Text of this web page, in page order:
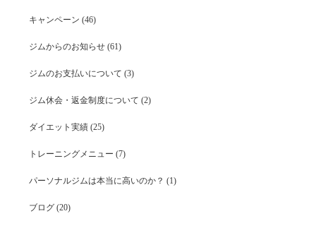
キャンペーン (46)
ジムからのお知らせ (61)
ジムのお支払いについて (3)
ジム休会・返金制度について (2)
ダイエット実績 (25)
トレーニングメニュー (7)
パーソナルジムは本当に高いのか？ (1)
ブログ (20)